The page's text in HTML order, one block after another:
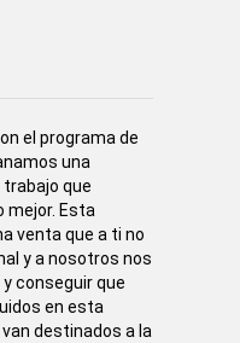
el programa de
una
que
mejor. Esta
venta que a ti no
y a nosotros nos
conseguir que
en esta
destinados a la